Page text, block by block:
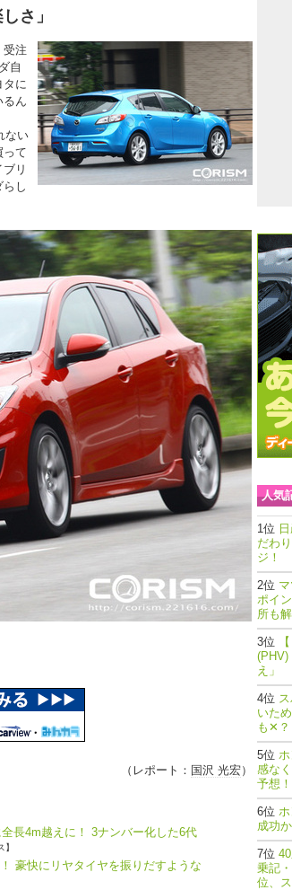
さ」
受注
自
に
るん
ない
って
リ
し
（レポート： 国沢 光宏）
長4m越えに！ 3ナンバー化した6代
豪快にリヤタイヤを振りだすような
人気
だわ
ジ！
ポイ
所も
(PHV)
え」
いた
も✕？
感な
予想！
成功
乗記
位、